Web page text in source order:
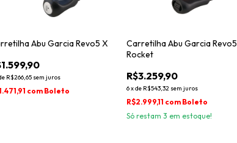
Abu Garcia Revo5 X
R$266,65 sem juros
com Boleto
Carretilha Abu Garcia Revo5
Rocket
R$3.259,90
6xde R$543,32 sem juros
R$2.999,11 com Boleto
Só restam3 em estoque!